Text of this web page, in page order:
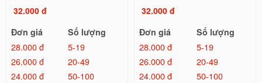
32.000 đ
Đơn giá
Số lượng
28.000 đ
5-19
26.000 đ
20-49
24.000 đ
50-100
32.000 đ
Đơn giá
Số lượng
28.000 đ
5-19
26.000 đ
20-49
24.000 đ
50-100